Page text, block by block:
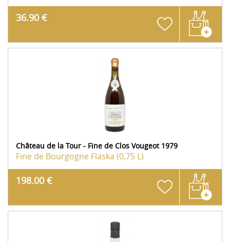
36.90 €
Château de la Tour - Fine de Clos Vougeot 1979
Fine de Bourgogne Flaska (0,75 L)
198.00 €